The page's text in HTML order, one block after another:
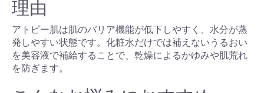
理由
アトピー肌は肌のバリア機能が低下しやすく、水分が蒸
発しやすい状態です。化粧水だけでは補えないうるおい
を美容液で補給することで、乾燥によるかゆみや肌荒れ
を防ぎます。